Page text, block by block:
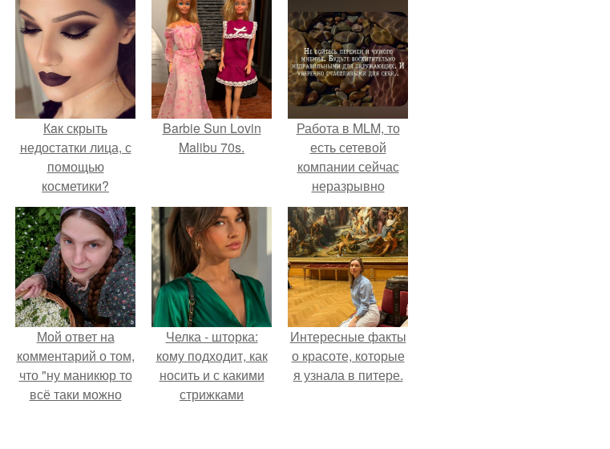
Кaк скрыть
недостатки лица, с
помощью
косметики?
Barbie Sun Lovin
Malibu 70s.
Работа в MLM, то
есть сетевой
компании сейчас
неразрывно
связана с создание
своего контента,
своей страницы в
соц сетях.
Мой ответ на
комментарий о том,
что "ну маникюр то
всё таки можно
Челка - шторка:
кому подходит, как
носить и с какими
стрижками
Интересные факты
о красоте, которые
я узнала в питере.